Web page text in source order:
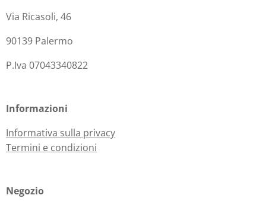
Via Ricasoli, 46
90139 Palermo
P.Iva 07043340822
Informazioni
Informativa sulla privacy
Termini e condizioni
Negozio